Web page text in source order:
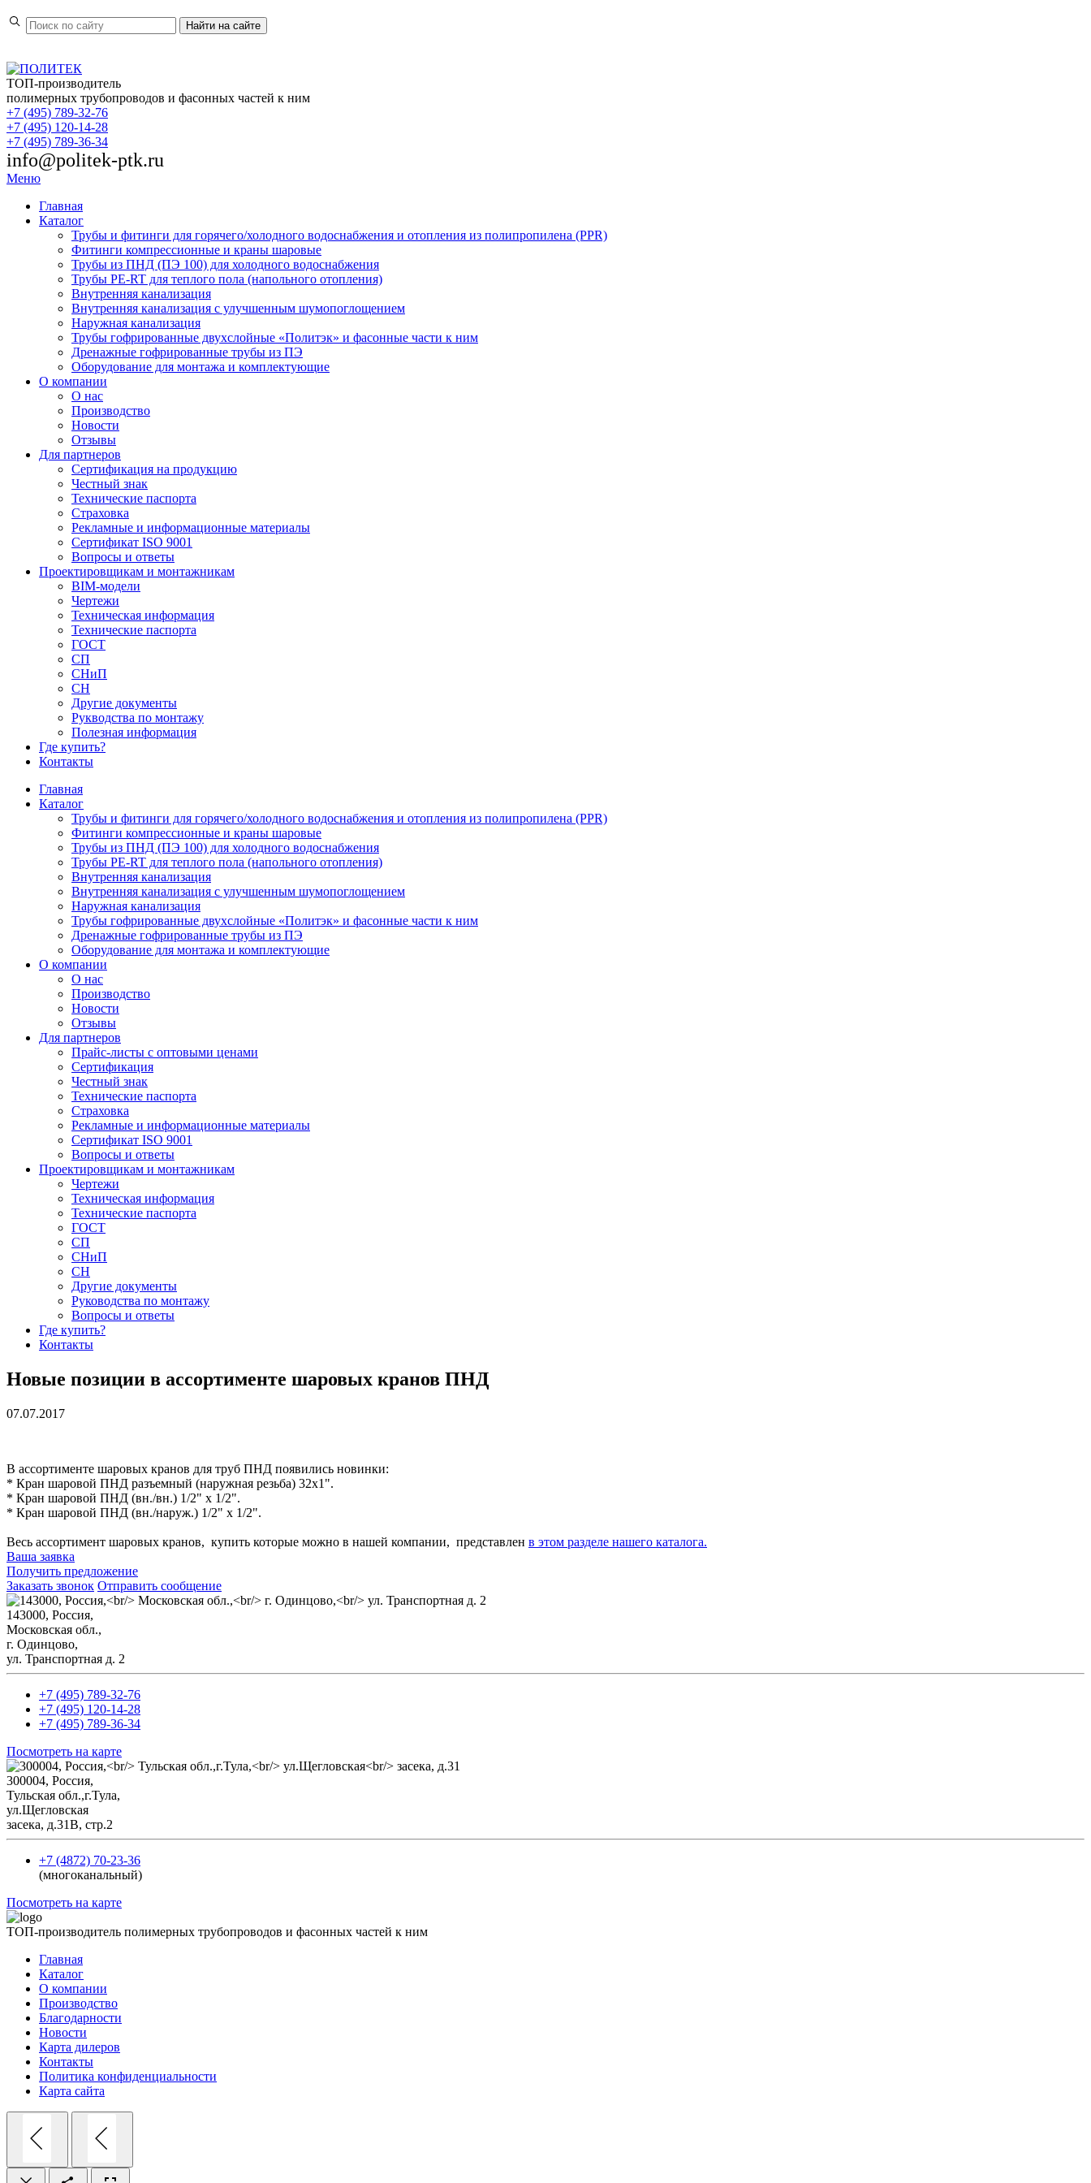
Найти на сайте
ТОП-производитель
полимерных трубопроводов и фасонных частей к ним
+7 (495) 789-32-76
+7 (495) 120-14-28
+7 (495) 789-36-34
info@politek-ptk.ru
Меню
Главная
Каталог
Трубы и фитинги для горячего/холодного водоснабжения и отопления из полипропилена (PPR)
Фитинги компрессионные и краны шаровые
Трубы из ПНД (ПЭ 100) для холодного водоснабжения
Трубы PE-RT для теплого пола (напольного отопления)
Внутренняя канализация
Внутренняя канализация с улучшенным шумопоглощением
Наружная канализация
Трубы гофрированные двухслойные «Политэк» и фасонные части к ним
Дренажные гофрированные трубы из ПЭ
Оборудование для монтажа и комплектующие
О компании
О нас
Производство
Новости
Отзывы
Для партнеров
Сертификация на продукцию
Честный знак
Технические паспорта
Страховка
Рекламные и информационные материалы
Сертификат ISO 9001
Вопросы и ответы
Проектировщикам и монтажникам
BIM-модели
Чертежи
Техническая информация
Технические паспорта
ГОСТ
СП
СНиП
СН
Другие документы
Рукводства по монтажу
Полезная информация
Где купить?
Контакты
Главная
Каталог
Трубы и фитинги для горячего/холодного водоснабжения и отопления из полипропилена (PPR)
Фитинги компрессионные и краны шаровые
Трубы из ПНД (ПЭ 100) для холодного водоснабжения
Трубы PE-RT для теплого пола (напольного отопления)
Внутренняя канализация
Внутренняя канализация с улучшенным шумопоглощением
Наружная канализация
Трубы гофрированные двухслойные «Политэк» и фасонные части к ним
Дренажные гофрированные трубы из ПЭ
Оборудование для монтажа и комплектующие
О компании
О нас
Производство
Новости
Отзывы
Для партнеров
Прайс-листы с оптовыми ценами
Сертификация
Честный знак
Технические паспорта
Страховка
Рекламные и информационные материалы
Сертификат ISO 9001
Вопросы и ответы
Проектировщикам и монтажникам
Чертежи
Техническая информация
Технические паспорта
ГОСТ
СП
СНиП
СН
Другие документы
Руководства по монтажу
Вопросы и ответы
Где купить?
Контакты
Новые позиции в ассортименте шаровых кранов ПНД
07.07.2017
В ассортименте шаровых кранов для труб ПНД появились новинки:
* Кран шаровой ПНД разъемный (наружная резьба) 32х1".
* Кран шаровой ПНД (вн./вн.) 1/2" х 1/2".
* Кран шаровой ПНД (вн./наруж.) 1/2" х 1/2".
Весь ассортимент шаровых кранов, купить которые можно в нашей компании, представлен в этом разделе нашего каталога.
Ваша заявка
Получить предложение
Заказать звонок Отправить сообщение
143000, Россия,
Mосковская обл.,
г. Одинцово,
ул. Транспортная д. 2
+7 (495) 789-32-76
+7 (495) 120-14-28
+7 (495) 789-36-34
Посмотреть на карте
300004, Россия,
Тульская обл.,г.Тула,
ул.Щегловская
засека, д.31В, стр.2
+7 (4872) 70-23-36
(многоканальный)
Посмотреть на карте
ТОП-производитель полимерных трубопроводов и фасонных частей к ним
Главная
Каталог
О компании
Производство
Благодарности
Новости
Карта дилеров
Контакты
Политика конфиденциальности
Карта сайта